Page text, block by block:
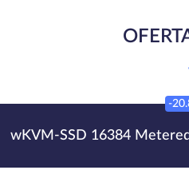
wKVM-SSD 16384 Metered
-